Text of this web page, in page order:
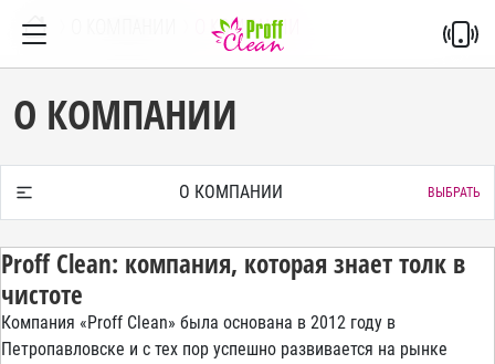
О КОМПАНИИ
О КОМПАНИИ
О КОМПАНИИ ВЫБРАТЬ
Proff Clean: компания, которая знает толк в
чистоте
Компания «Proff Clean» была основана в 2012 году в
Петропавловске и с тех пор успешно развивается на рынке